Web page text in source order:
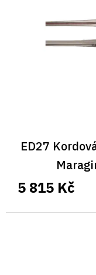
ED27
5 815 Kč